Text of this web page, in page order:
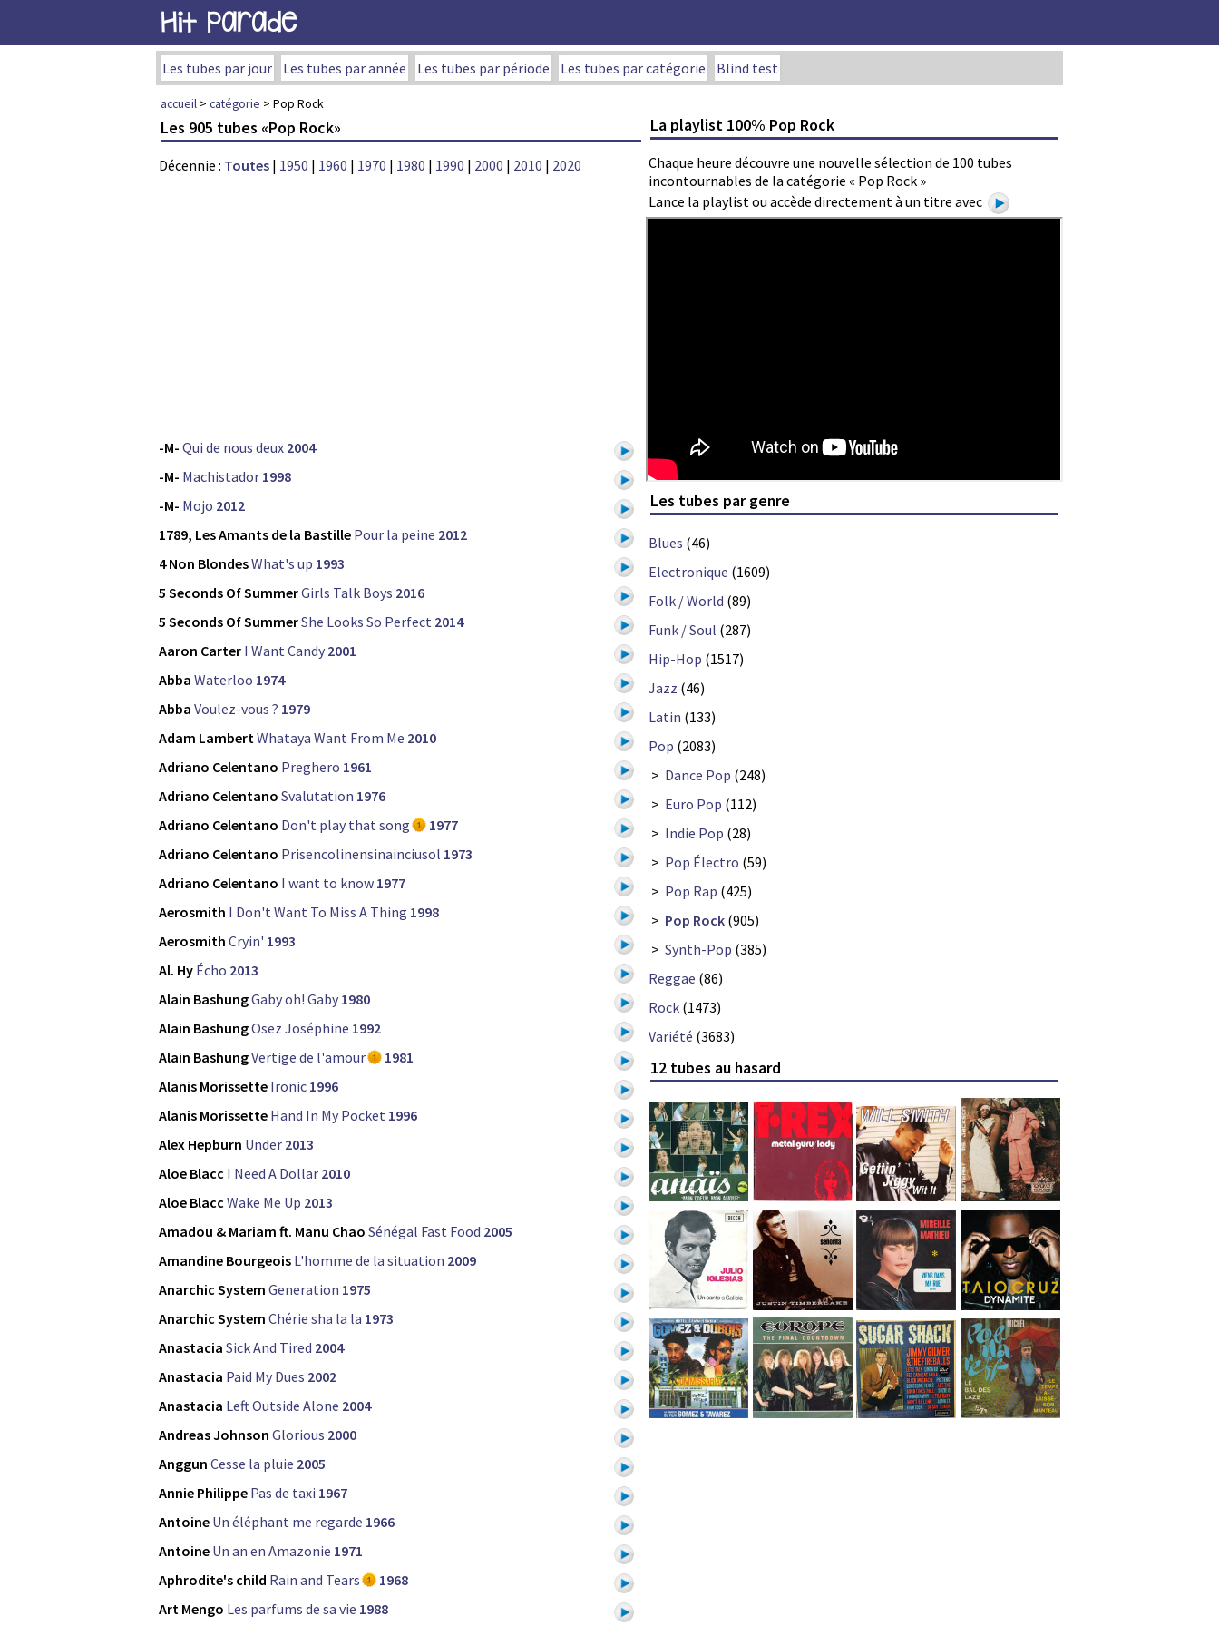
Hit Parade
Les tubes par jour Les tubes par année Les tubes par période Les tubes par catégorie Blind test
accueil > catégorie > Pop Rock
La playlist 100% Pop Rock
Chaque heure découvre une nouvelle sélection de 100 tubes
incontournables de la catégorie « Pop Rock »
Lance la playlist ou accède directement à un titre avec
Les 905 tubes «Pop Rock»
Décennie : Toutes | 1950 | 1960 | 1970 | 1980 | 1990 | 2000 | 2010 | 2020
-M- Qui de nous deux 2004
-M- Machistador 1998
-M- Mojo 2012
1789, Les Amants de la Bastille Pour la peine 2012
4 Non BlondesWhat's up 1993
5 Seconds Of SummerGirls Talk Boys 2016
5 Seconds Of SummerShe Looks So Perfect 2014
Aaron Carter I Want Candy 2001
Abba Waterloo 1974
Abba Voulez-vous ? 1979
Adam LambertWhataya Want From Me 2010
Adriano Celentano Preghero 1961
Adriano Celentano Svalutation 1976
Adriano Celentano Don't play that song
1977
Adriano Celentano Prisencolinensinainciusol 1973
Adriano Celentano I want to know 1977
Aerosmith I Don't Want To Miss A Thing 1998
Aerosmith Cryin' 1993
Al. Hy Écho 2013
Alain BashungGaby oh! Gaby 1980
Alain BashungOsez Joséphine 1992
Alain BashungVertige de l'amour
1981
Alanis Morissette Ironic 1996
Alanis Morissette Hand In My Pocket 1996
Alex Hepburn Under 2013
Aloe Blacc I Need A Dollar 2010
Aloe Blacc Wake Me Up 2013
Amadou & Mariam ft. Manu Chao Sénégal Fast Food 2005
Amandine Bourgeois L'homme de la situation 2009
Anarchic System Generation 1975
Anarchic System Chérie sha la la 1973
Anastacia Sick And Tired 2004
Anastacia Paid My Dues 2002
Anastacia Left Outside Alone 2004
Andreas Johnson Glorious 2000
Anggun Cesse la pluie 2005
Annie Philippe Pas de taxi 1967
Antoine Un éléphant me regarde 1966
Antoine Un an en Amazonie 1971
Aphrodite's child Rain and Tears
1968
Art Mengo Les parfums de sa vie 1988
Les tubes par genre
Blues (46)
Electronique (1609)
Folk / World (89)
Funk / Soul (287)
Hip-Hop (1517)
Jazz (46)
Latin (133)
Pop (2083)
> Dance Pop (248)
> Euro Pop (112)
> Indie Pop (28)
> Pop Électro (59)
> Pop Rap (425)
> Pop Rock (905)
> Synth-Pop (385)
Reggae (86)
Rock (1473)
Variété (3683)
12 tubes au hasard